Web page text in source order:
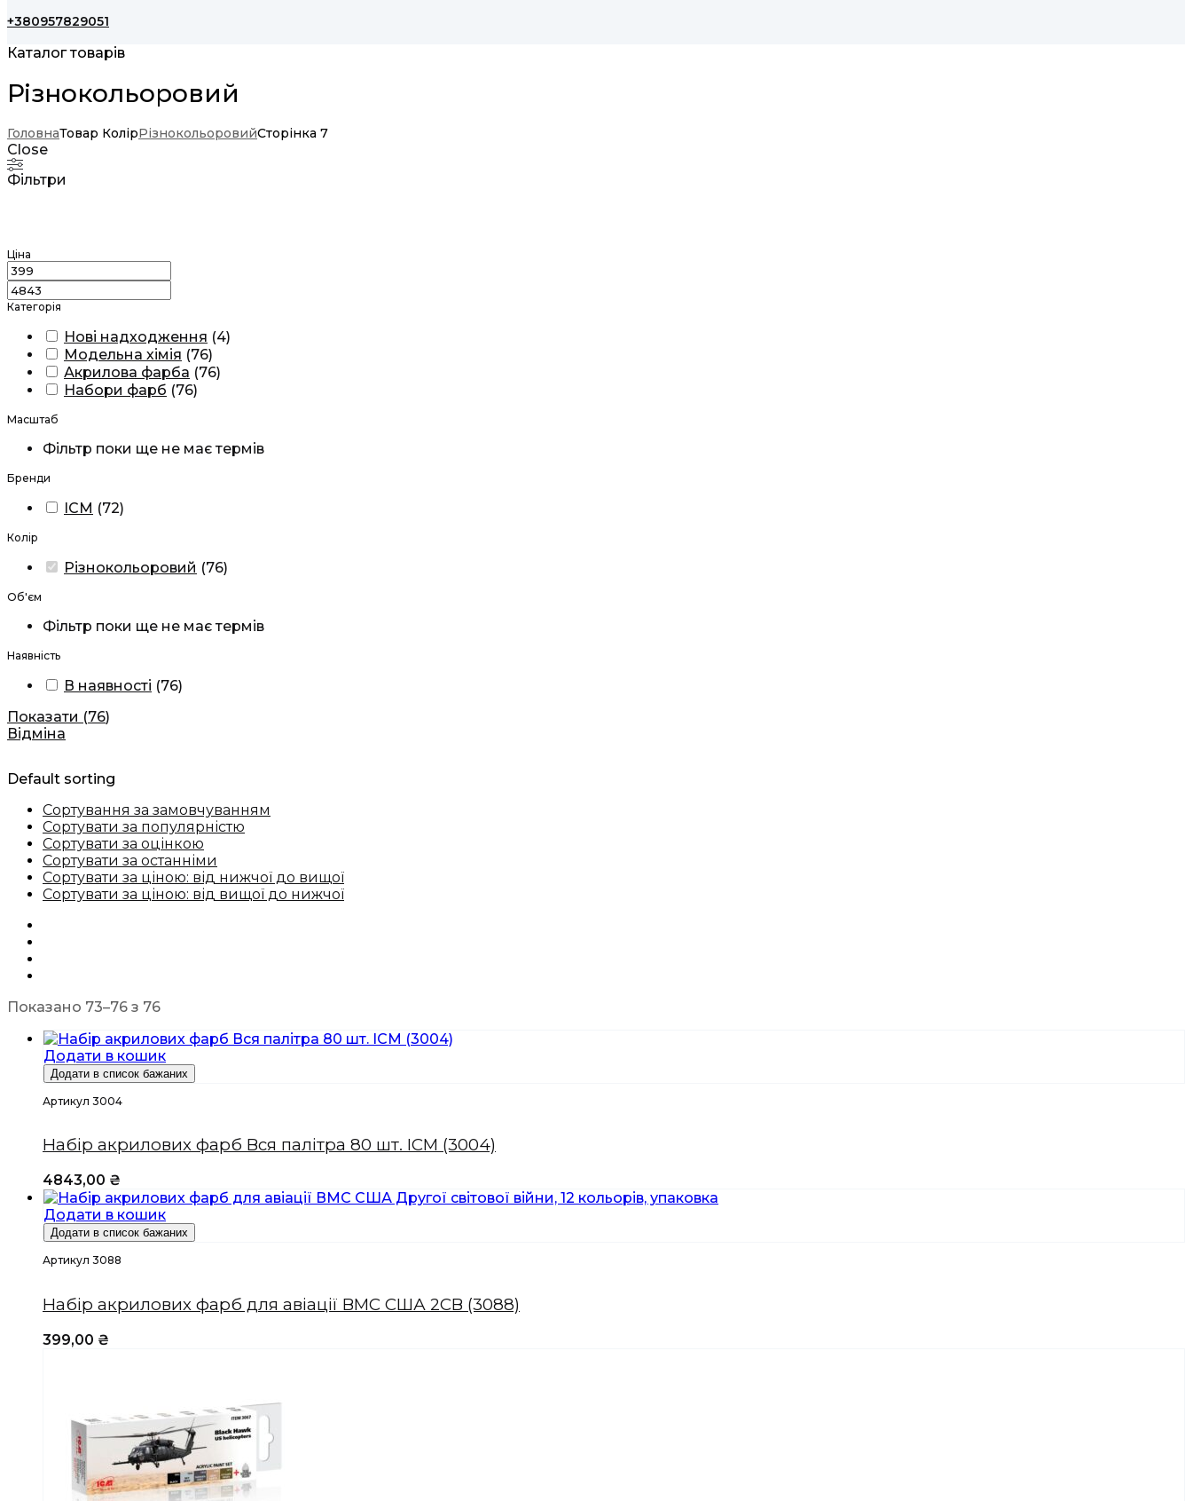
+380957829051
Каталог товарів
Різнокольоровий
ГоловнаТовар КолірРізнокольоровийСторінка 7
Close
Фільтри
Ціна
Категорія
Нові надходження (4)
Модельна хімія (76)
Акрилова фарба (76)
Набори фарб (76)
Масштаб
Фільтр поки ще не має термів
Бренди
ICM (72)
Колір
Різнокольоровий (76)
Об'єм
Фільтр поки ще не має термів
Наявність
В наявності (76)
Показати (76)
Відміна
Default sorting
Сортування за замовчуванням
Сортувати за популярністю
Сортувати за оцінкою
Сортувати за останніми
Сортувати за ціною: від нижчої до вищої
Сортувати за ціною: від вищої до нижчої
Показано 73–76 з 76
Додати в кошик
Додати в список бажаних
Артикул 3004
Набір акрилових фарб Вся палітра 80 шт. ICM (3004)
4843,00 ₴
Додати в кошик
Додати в список бажаних
Артикул 3088
Набір акрилових фарб для авіації ВМС США 2СВ (3088)
399,00 ₴